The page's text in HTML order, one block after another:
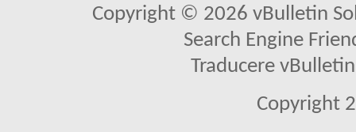
Copyright © 2026 vBulletin
Search Engine
Traducere
Copyright